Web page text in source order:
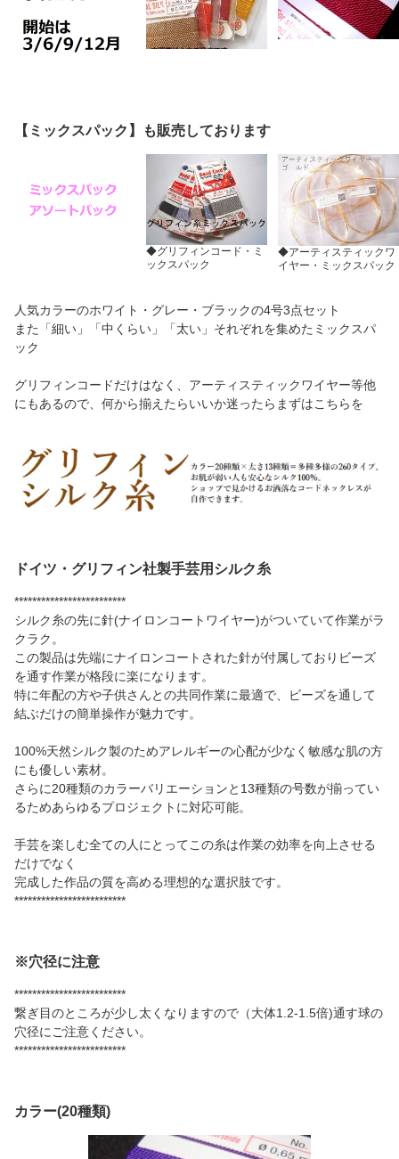
【ミックスパック】も販売しております
◆グリフィンコード・ミ
ックスパック
◆アーティスティックワ
イヤー・ミックスパック
人気カラーのホワイト・グレー・ブラックの4号3点セット
また「細い」「中くらい」「太い」それぞれを集めたミックスパ
ック
グリフィンコードだけはなく、アーティスティックワイヤー等他
にもあるので、何から揃えたらいいか迷ったらまずはこちらを
ドイツ・グリフィン社製手芸用シルク糸
*************************
シルク糸の先に針(ナイロンコートワイヤー)がついていて作業がラ
クラク。
この製品は先端にナイロンコートされた針が付属しておりビーズ
を通す作業が格段に楽になります。
特に年配の方や子供さんとの共同作業に最適で、ビーズを通して
結ぶだけの簡単操作が魅力です。
100%天然シルク製のためアレルギーの心配が少なく敏感な肌の方
にも優しい素材。
さらに20種類のカラーバリエーションと13種類の号数が揃ってい
るためあらゆるプロジェクトに対応可能。
手芸を楽しむ全ての人にとってこの糸は作業の効率を向上させる
だけでなく
完成した作品の質を高める理想的な選択肢です。
*************************
※穴径に注意
*************************
繋ぎ目のところが少し太くなりますので（大体1.2-1.5倍)通す球の
穴径にご注意ください。
*************************
カラー(20種類)